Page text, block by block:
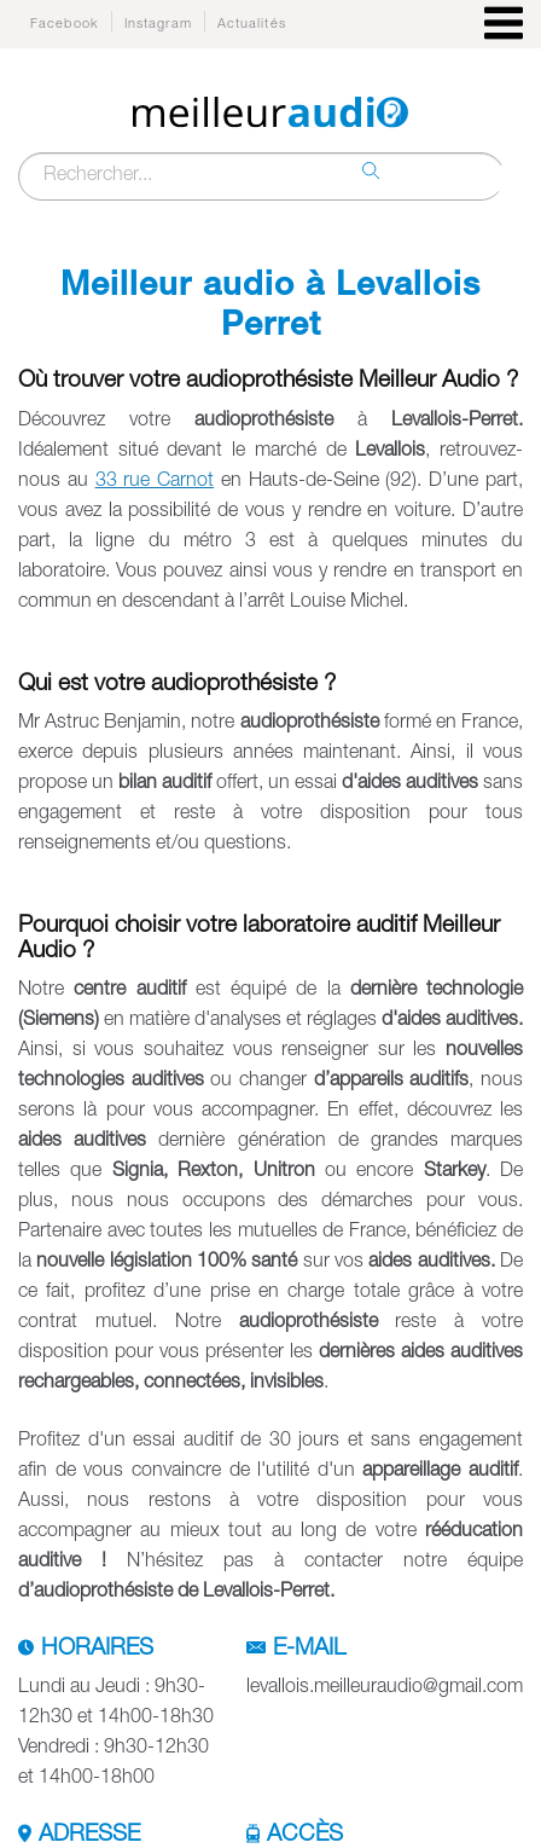
Facebook Instagram Actualités
Meilleur audio à Levallois
Perret
Où trouver votre audioprothésiste Meilleur Audio ?
Découvrez votre audioprothésisteà Levallois-Perret.
Idéalement situé devant le marché de Levallois, retrouvez-
nous au 33 rue Carnot en Hauts-de-Seine (92). D’une part,
vous avez la possibilité de vous y rendre en voiture. D’autre
part, la ligne du métro 3 est à quelques minutes du
laboratoire. Vous pouvez ainsi vous y rendre en transport en
commun en descendant à l’arrêt Louise Michel.
Qui est votre audioprothésiste ?
Mr Astruc Benjamin, notre audioprothésisteformé en France,
exerce depuis plusieurs années maintenant. Ainsi, il vous
propose un bilan auditifoffert, un essai d'aides auditives sans
engagement et reste à votre disposition pour tous
renseignements et/ou questions.
Pourquoi choisir votre laboratoire auditif Meilleur
Audio ?
Notrecentre auditifest équipé de la dernière technologie
(Siemens) en matière d'analyses et réglages d'aides auditives.
Ainsi, si vous souhaitez vous renseigner sur les nouvelles
technologies auditivesou changer d’appareils auditifs, nous
serons là pour vous accompagner. En effet, découvrez les
aides auditives dernière génération de grandes marques
telles que Signia, Rexton, Unitronou encore Starkey. De
plus, nous nous occupons des démarches pour vous.
Partenaire avec toutes les mutuelles de France, bénéficiez de
la nouvelle législation 100% santésur vosaides auditives.De
ce fait, profitez d’une prise en charge totale grâce à votre
contrat mutuel. Notre audioprothésistereste à votre
disposition pour vous présenter les dernières aides auditives
rechargeables, connectées, invisibles.
Profitez d'un essai auditif de 30 jours et sans engagement
afin de vous convaincre de l'utilité d'unappareillage auditif.
Aussi, nous restons à votre disposition pour vous
accompagner au mieux tout au long de votre rééducation
auditive ! N’hésitez pas à contacter notre équipe
d’audioprothésiste de Levallois-Perret.
HORAIRES
Lundi au Jeudi : 9h30-
12h30 et 14h00-18h30
Vendredi : 9h30-12h30
et 14h00-18h00
ADRESSE
E-MAIL
levallois.meilleuraudio@gmail.com
ACCÈS